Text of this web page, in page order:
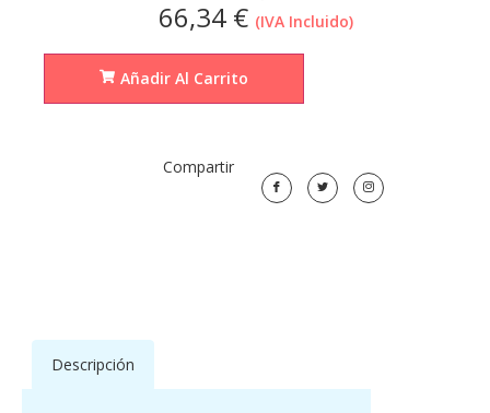
66,34 € (IVA Incluido)
Añadir Al Carrito
Compartir
Descripción